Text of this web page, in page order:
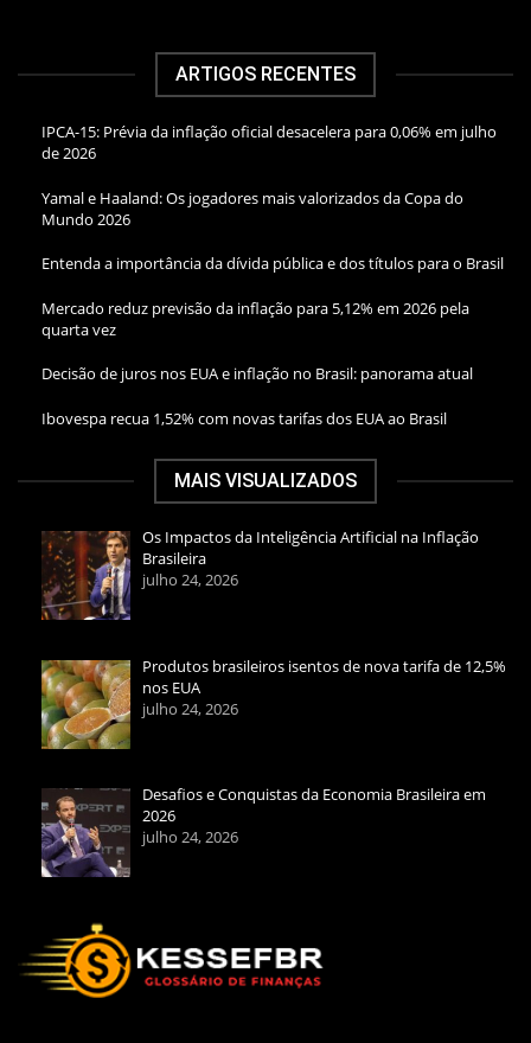
ARTIGOS RECENTES
IPCA-15: Prévia da inflação oficial desacelera para 0,06% em julho
de 2026
Yamal e Haaland: Os jogadores mais valorizados da Copa do
Mundo 2026
Entenda a importância da dívida pública e dos títulos para o Brasil
Mercado reduz previsão da inflação para 5,12% em 2026 pela
quarta vez
Decisão de juros nos EUA e inflação no Brasil: panorama atual
Ibovespa recua 1,52% com novas tarifas dos EUA ao Brasil
MAIS VISUALIZADOS
Os Impactos da Inteligência Artificial na Inflação
Brasileira
julho 24, 2026
Produtos brasileiros isentos de nova tarifa de 12,5%
nos EUA
julho 24, 2026
Desafios e Conquistas da Economia Brasileira em
2026
julho 24, 2026